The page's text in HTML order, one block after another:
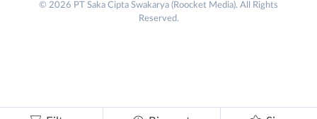
No. Telp /
Asisten
Selatan
© 2026 PT Saka Cipta Swakarya (Roocket Media). All Rights
Reserved.